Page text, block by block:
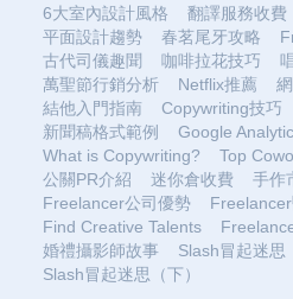
6大室內設計風格
翻譯服務收費
平面設計趨勢
春茗尾牙攻略
古代司儀趣聞
咖啡拉花技巧
萬聖節行銷分析
Netflix推薦
結他入門指南
Copywriting技巧
新聞稿格式範例
Google
What is Copywriting?
Top
公關PR介紹
迷你倉收費
手作
Freelancer公司優勢
Find Creative Talents
婚禮攝影師故事
Slash冒起迷思
Slash冒起迷思（下）